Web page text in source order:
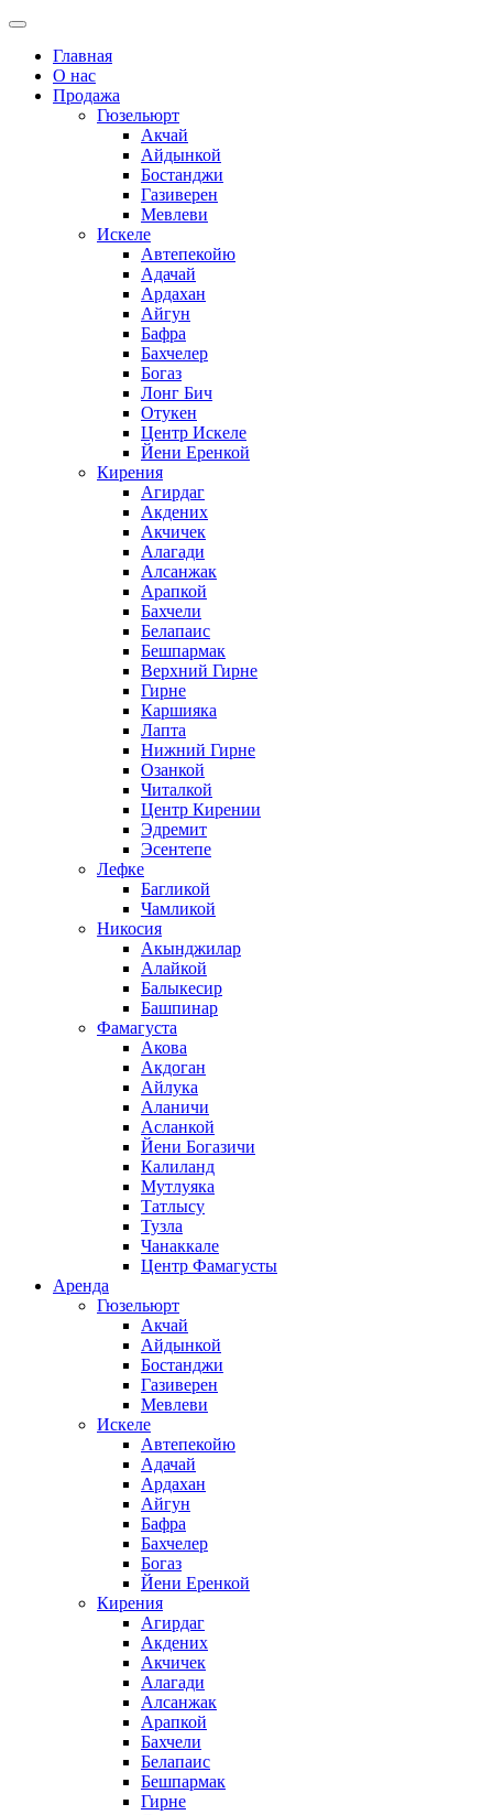
Главная
О нас
Продажа
Гюзельюрт
Акчай
Айдынкой
Бостанджи
Газиверен
Мевлеви
Искеле
Автепекойю
Адачай
Ардахан
Айгун
Бафра
Бахчелер
Богаз
Лонг Бич
Отукен
Центр Искеле
Йени Еренкой
Кирения
Агирдаг
Акдених
Акчичек
Алагади
Алсанжак
Арапкой
Бахчели
Белапаис
Бешпармак
Верхний Гирне
Гирне
Каршияка
Лапта
Нижний Гирне
Озанкой
Читалкой
Центр Кирении
Эдремит
Эсентепе
Лефке
Багликой
Чамликой
Никосия
Акынджилар
Алайкой
Балыкесир
Башпинар
Фамагуста
Акова
Акдоган
Айлука
Аланичи
Асланкой
Йени Богазичи
Калиланд
Мутлуяка
Татлысу
Тузла
Чанаккале
Центр Фамагусты
Аренда
Гюзельюрт
Акчай
Айдынкой
Бостанджи
Газиверен
Мевлеви
Искеле
Автепекойю
Адачай
Ардахан
Айгун
Бафра
Бахчелер
Богаз
Йени Еренкой
Кирения
Агирдаг
Акдених
Акчичек
Алагади
Алсанжак
Арапкой
Бахчели
Белапаис
Бешпармак
Гирне